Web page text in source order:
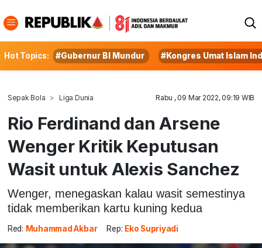
Hot Topics: #Gubernur BI Mundur #Kongres Umat Islam
Sepak Bola Liga Dunia Rabu , 09 Mar 2022, 09:19 WIB
Rio Ferdinand dan Arsene
Wenger Kritik Keputusan
Wasit untuk Alexis Sanchez
Wenger, menegaskan kalau wasit semestinya
tidak memberikan kartu kuning kedua
Red: Muhammad Akbar Rep: Eko Supriyadi